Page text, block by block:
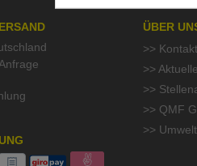
ÜBER
>>
>>
>>
>> QMF
>>